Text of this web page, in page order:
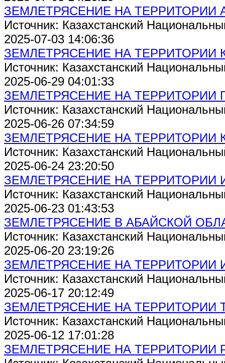
ЗЕМЛЕТРЯСЕНИЕ НА ТЕРРИТОРИИ
Источник: Казахстанский
2025-07-03 14:06:36
ЗЕМЛЕТРЯСЕНИЕ НА ТЕРРИТОРИИ
Источник: Казахстанский
2025-06-29 04:01:33
ЗЕМЛЕТРЯСЕНИЕ НА ТЕРРИТОРИИ
Источник: Казахстанский
2025-06-26 07:34:59
ЗЕМЛЕТРЯСЕНИЕ НА ТЕРРИТОРИИ
Источник: Казахстанский
2025-06-24 23:20:50
ЗЕМЛЕТРЯСЕНИЕ НА ТЕРРИТОРИИ
Источник: Казахстанский
2025-06-23 01:43:53
ЗЕМЛЕТРЯСЕНИЕ В АБАЙСКОЙ
Источник: Казахстанский
2025-06-20 23:19:26
ЗЕМЛЕТРЯСЕНИЕ НА ТЕРРИТОРИИ
Источник: Казахстанский
2025-06-17 20:12:49
ЗЕМЛЕТРЯСЕНИЕ НА ТЕРРИТОРИИ
Источник: Казахстанский
2025-06-12 17:01:28
ЗЕМЛЕТРЯСЕНИЕ НА ТЕРРИТОРИИ